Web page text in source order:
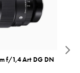
f/1,4 Art DG DN